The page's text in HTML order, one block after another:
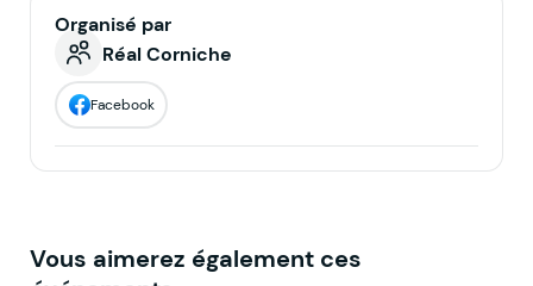
Organisé par
Réal Corniche
Facebook
Vous aimerez également ces